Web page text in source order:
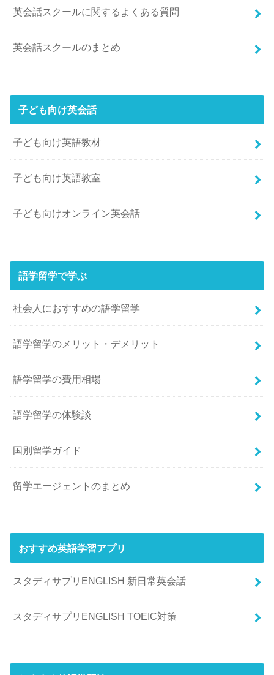
英会話スクールに関するよくある質問
英会話スクールのまとめ
子ども向け英会話
子ども向け英語教材
子ども向け英語教室
子ども向けオンライン英会話
語学留学で学ぶ
社会人におすすめの語学留学
語学留学のメリット・デメリット
語学留学の費用相場
語学留学の体験談
国別留学ガイド
留学エージェントのまとめ
おすすめ英語学習アプリ
スタディサプリENGLISH 新日常英会話
スタディサプリENGLISH TOEIC対策